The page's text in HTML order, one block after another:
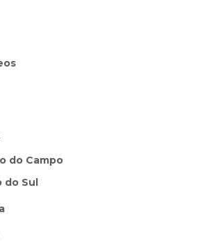
do Campo
do Sul